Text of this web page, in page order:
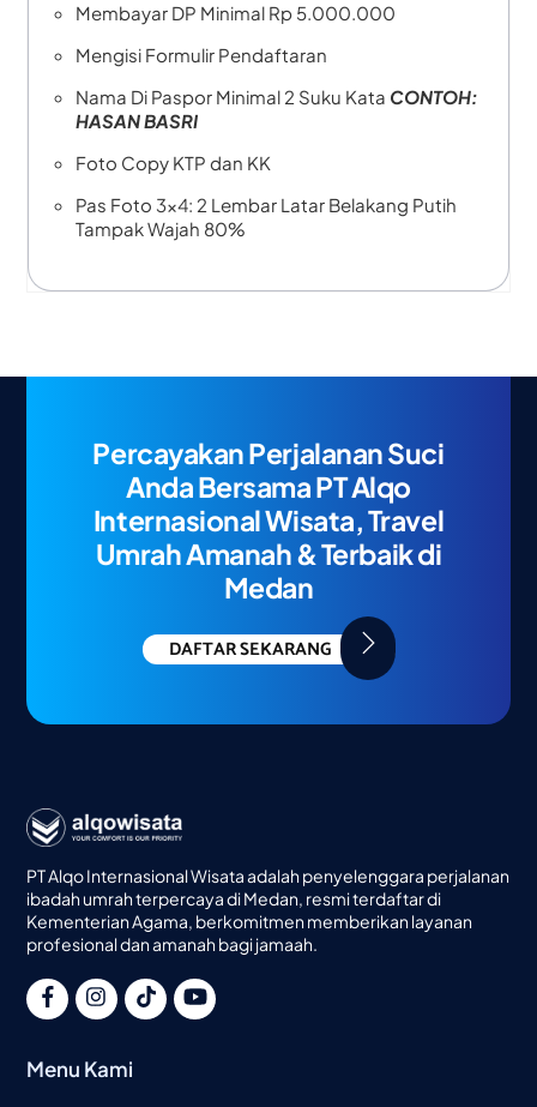
Membayar DP Minimal Rp 5.000.000
Mengisi Formulir Pendaftaran
Nama Di Paspor Minimal 2 Suku Kata CONTOH:
HASAN BASRI
Foto Copy KTP dan KK
Pas Foto 3×4: 2 Lembar Latar Belakang Putih
Tampak Wajah 80%
Percayakan Perjalanan Suci
Anda Bersama PT Alqo
Internasional Wisata, Travel
Umrah Amanah & Terbaik di
Medan
DAFTAR SEKARANG
PT Alqo Internasional Wisata adalah penyelenggara perjalanan
ibadah umrah terpercaya di Medan, resmi terdaftar di
Kementerian Agama, berkomitmen memberikan layanan
profesional dan amanah bagi jamaah.
Menu Kami